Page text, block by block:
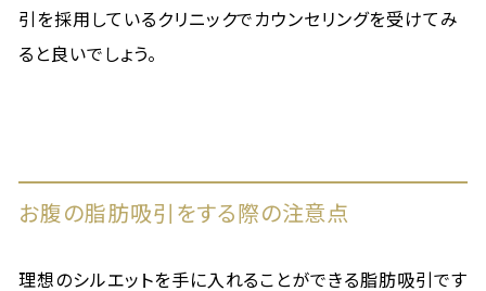
引を採用しているクリニックでカウンセリングを受けてみ
ると良いでしょう。
お腹の脂肪吸引をする際の注意点
理想のシルエットを手に入れることができる脂肪吸引です